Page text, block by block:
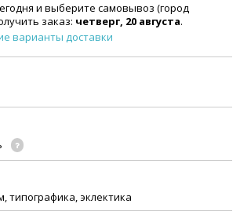
и выберите самовывоз (город
заказ: четверг, 20 августа.
варианты доставки
типографика, эклектика